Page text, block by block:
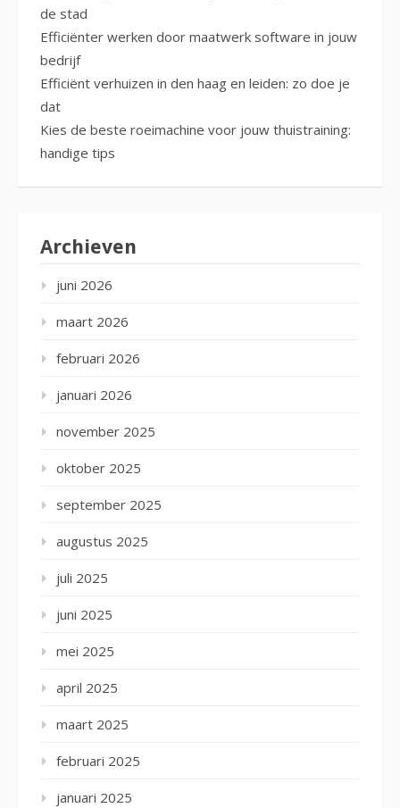
de stad
Efficiënter werken door maatwerk software in jouw
bedrijf
Efficiënt verhuizen in den haag en leiden: zo doe je
dat
Kies de beste roeimachine voor jouw thuistraining:
handige tips
Archieven
juni 2026
maart 2026
februari 2026
januari 2026
november 2025
oktober 2025
september 2025
augustus 2025
juli 2025
juni 2025
mei 2025
april 2025
maart 2025
februari 2025
januari 2025